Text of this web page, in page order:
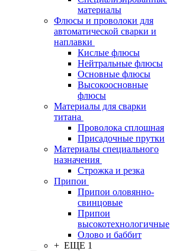
материалы
Флюсы и проволоки для
автоматической сварки и
наплавки
Кислые флюсы
Нейтральные флюсы
Основные флюсы
Высокоосновные
флюсы
Материалы для сварки
титана
Проволока сплошная
Присадочные прутки
Материалы специального
назначения
Строжка и резка
Припои
Припои оловянно-
свинцовые
Припои
высокотехнологичные
Олово и баббит
+ ЕЩЕ 1